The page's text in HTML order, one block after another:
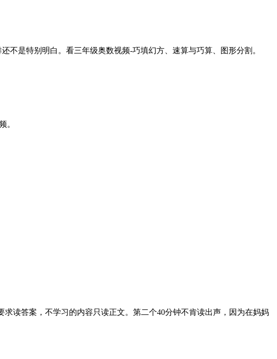
不是特别明白。看三年级奥数视频-巧填幻方、速算与巧算、图形分割。
。
读答案，不学习的内容只读正文。第二个40分钟不肯读出声，因为在妈妈